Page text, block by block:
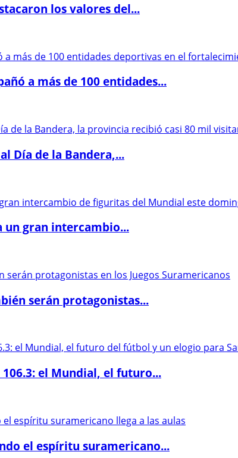
los valores del...
a más de 100 entidades...
Día de la Bandera,...
un gran intercambio...
serán protagonistas...
el Mundial, el futuro...
el espíritu suramericano...